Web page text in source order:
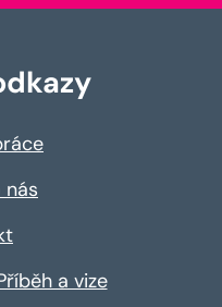
nás
a vize